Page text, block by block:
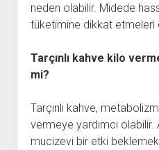
neden olabilir. Midede
tüketimine dikkat etmeleri
Tarçınlı kahve kilo
mi?
Tarçınlı kahve,
vermeye yardımcı olabilir.
mucizevi bir etki